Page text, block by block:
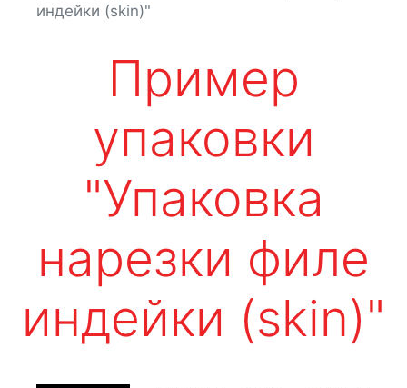
индейки (skin)"
Пример
упаковки
"Упаковка
нарезки филе
индейки (skin)"